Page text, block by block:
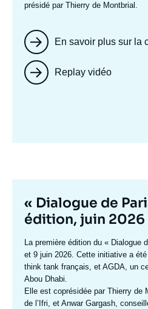
présidé par Thierry de Montbrial.
En savoir plus sur la
Replay vidéo
Titre
mis
en
avant
« Dialogue de
édition, juin 2026
Texte
accroche
La première édition du « Dialogue
et 9 juin 2026. Cette initiative a été
think tank français, et AGDA, un
Abou Dhabi.
Elle est coprésidée par Thierry de
de l’Ifri, et Anwar Gargash,